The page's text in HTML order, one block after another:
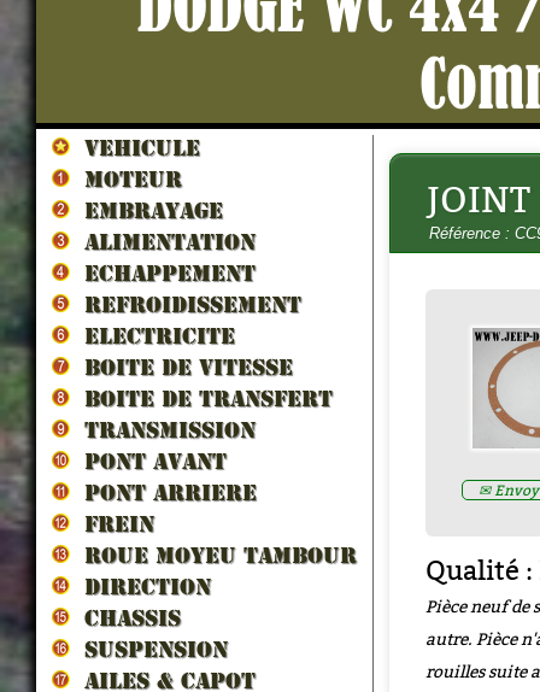
VEHICULE
MOTEUR
EMBRAYAGE
ALIMENTATION
ECHAPPEMENT
REFROIDISSEMENT
ELECTRICITE
BOITE DE VITESSE
BOITE DE TRANSFERT
TRANSMISSION
PONT AVANT
PONT ARRIERE
FREIN
ROUE MOYEU TAMBOUR
DIRECTION
CHASSIS
SUSPENSION
AILES & CAPOT
JOINT
Référence :
✉
Qualité :
Pièce neuf de
autre. Pièce
rouilles suite
HUILE PONT/BOITE 80W90
collection) 5litres - H80W90
Prix : 70.00€ HT